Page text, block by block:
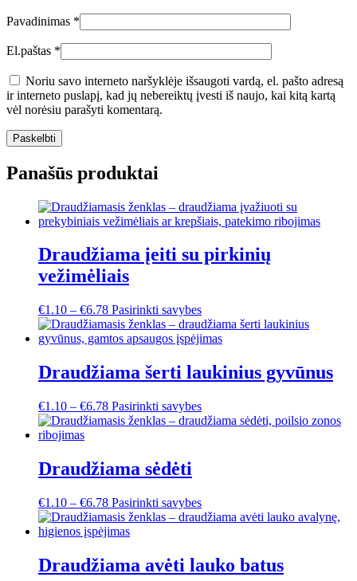
Pavadinimas *
El.paštas *
Noriu savo interneto naršyklėje išsaugoti vardą, el. pašto adresą
ir interneto puslapį, kad jų nebereiktų įvesti iš naujo, kai kitą kartą
vėl norėsiu parašyti komentarą.
Panašūs produktai
Draudžiama įeiti su pirkinių
vežimėliais
€1.10 – €6.78 Pasirinkti savybesThis
product
has
variants.
The
may
be
Draudžiama šerti laukinius gyvūnus
€1.10 – €6.78 Pasirinkti savybesThis
product
may
be
the
product
Draudžiama sėdėti
€1.10 – €6.78 Pasirinkti savybesThis
product
variants.
The
Draudžiama avėti lauko batus